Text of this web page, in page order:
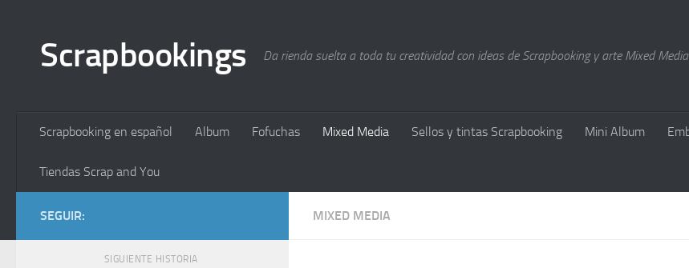
Scrapbookings Da rienda suelta a toda tu creatividad con ideas de Scrapbooking y arte Mixed Media
Scrapbooking en español Album Fofuchas Mixed Media Sellos y tintas Scrapbooking Mini Album
Tiendas Scrap and You
MIXED MEDIA
SEGUIR:
SIGUIENTE HISTORIA